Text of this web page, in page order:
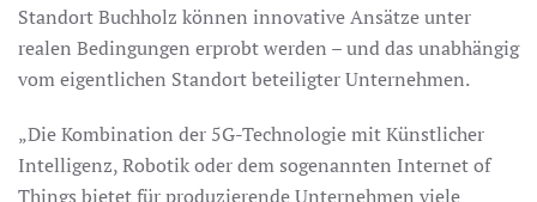
Standort Buchholz können innovative Ansätze unter
realen Bedingungen erprobt werden – und das unabhängig
vom eigentlichen Standort beteiligter Unternehmen.
„Die Kombination der 5G-Technologie mit Künstlicher
Intelligenz, Robotik oder dem sogenannten Internet of
Things bietet für produzierende Unternehmen viele